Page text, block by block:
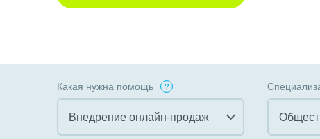
Какая нужна помощь
Внедрение онлайн-продаж